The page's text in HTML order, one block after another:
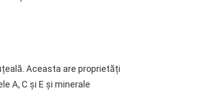
Aceasta are proprietăți
A, C și E și minerale